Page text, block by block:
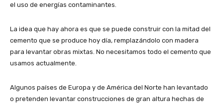
el uso de energías contaminantes.
La idea que hay ahora es que se puede construir con la mitad del
cemento que se produce hoy día, remplazándolo con madera
para levantar obras mixtas. No necesitamos todo el cemento que
usamos actualmente.
Algunos países de Europa y de América del Norte han levantado
o pretenden levantar construcciones de gran altura hechas de